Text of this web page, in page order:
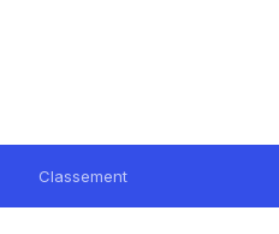
Classement